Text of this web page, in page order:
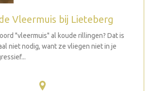
Vleermuis bij Lieteberg
"vleermuis" al koude rillingen? Dat is
niet nodig, want ze vliegen niet in je